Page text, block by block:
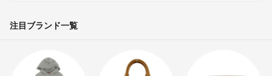
注目ブランド一覧